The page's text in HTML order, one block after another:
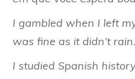
I gambled when I left
was fine as it didn’t rain.
I studied Spanish